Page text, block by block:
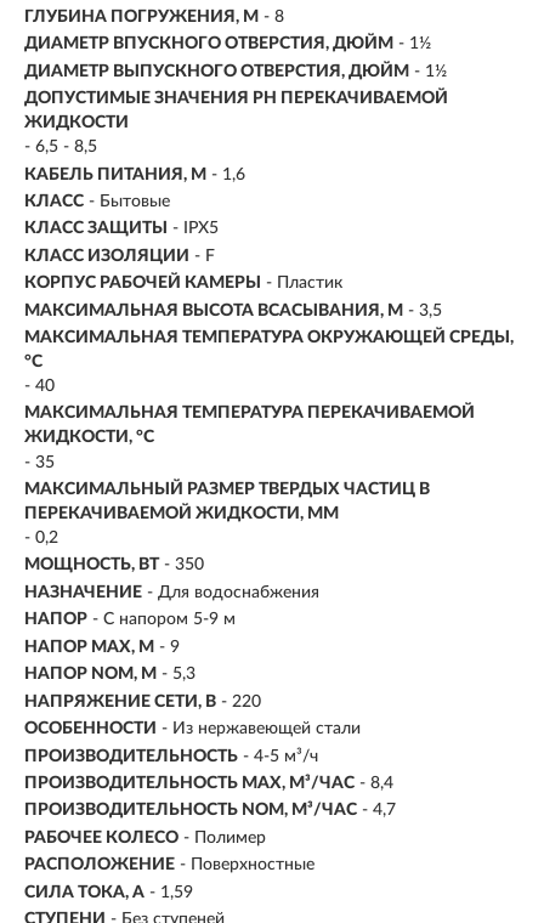
ГЛУБИНА ПОГРУЖЕНИЯ, М - 8
ДИАМЕТР ВПУСКНОГО ОТВЕРСТИЯ, ДЮЙМ - 1½
ДИАМЕТР ВЫПУСКНОГО ОТВЕРСТИЯ, ДЮЙМ - 1½
ДОПУСТИМЫЕ ЗНАЧЕНИЯ PH ПЕРЕКАЧИВАЕМОЙ
ЖИДКОСТИ
- 6,5 - 8,5
КАБЕЛЬ ПИТАНИЯ, М - 1,6
КЛАСС - Бытовые
КЛАСС ЗАЩИТЫ
- IPX5
КЛАСС ИЗОЛЯЦИИ - F
КОРПУС РАБОЧЕЙ КАМЕРЫ
- Пластик
МАКСИМАЛЬНАЯ ВЫСОТА ВСАСЫВАНИЯ, М - 3,5
МАКСИМАЛЬНАЯ ТЕМПЕРАТУРА ОКРУЖАЮЩЕЙ СРЕДЫ,
°C
- 40
МАКСИМАЛЬНАЯ ТЕМПЕРАТУРА ПЕРЕКАЧИВАЕМОЙ
ЖИДКОСТИ, °C
- 35
МАКСИМАЛЬНЫЙ РАЗМЕР ТВЕРДЫХ ЧАСТИЦ В
ПЕРЕКАЧИВАЕМОЙ ЖИДКОСТИ, ММ
- 0,2
МОЩНОСТЬ, ВТ - 350
НАЗНАЧЕНИЕ - Для водоснабжения
НАПОР - С напором 5-9 м
НАПОР MAX, М - 9
НАПОР NOM, М - 5,3
НАПРЯЖЕНИЕ СЕТИ, В - 220
ОСОБЕННОСТИ - Из нержавеющей стали
ПРОИЗВОДИТЕЛЬНОСТЬ - 4-5 м³/ч
ПРОИЗВОДИТЕЛЬНОСТЬ MAX, М³/ЧАС - 8,4
ПРОИЗВОДИТЕЛЬНОСТЬ NOM, М³/ЧАС - 4,7
РАБОЧЕЕ КОЛЕСО - Полимер
РАСПОЛОЖЕНИЕ - Поверхностные
СИЛА ТОКА, А - 1,59
СТУПЕНИ - Без ступеней